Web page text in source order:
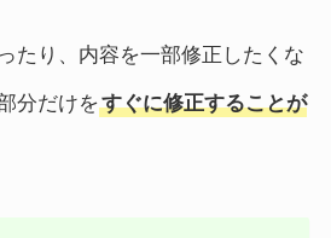
たり、内容を一部修正したくな
分だけをすぐに修正することが